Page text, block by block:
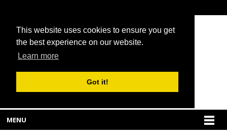
This website uses cookies to ensure you get
the best experience on our website.
Learn more
Got it!
MENU